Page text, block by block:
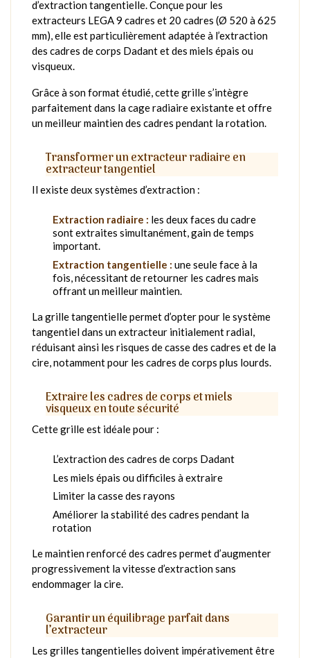
d’extraction tangentielle. Conçue pour les
extracteurs LEGA 9 cadres et 20 cadres (Ø 520 à 625
mm), elle est particulièrement adaptée à l’extraction
des cadres de corps Dadant et des miels épais ou
visqueux.
Grâce à son format étudié, cette grille s’intègre
parfaitement dans la cage radiaire existante et offre
un meilleur maintien des cadres pendant la rotation.
Transformer un extracteur radiaire en
extracteur tangentiel
Il existe deux systèmes d’extraction :
Extraction radiaire : les deux faces du cadre
sont extraites simultanément, gain de temps
important.
Extraction tangentielle : une seule face à la
fois, nécessitant de retourner les cadres mais
offrant un meilleur maintien.
La grille tangentielle permet d’opter pour le système
tangentiel dans un extracteur initialement radial,
réduisant ainsi les risques de casse des cadres et de la
cire, notamment pour les cadres de corps plus lourds.
Extraire les cadres de corps et miels
visqueux en toute sécurité
Cette grille est idéale pour :
L’extraction des cadres de corps Dadant
Les miels épais ou difficiles à extraire
Limiter la casse des rayons
Améliorer la stabilité des cadres pendant la
rotation
Le maintien renforcé des cadres permet d’augmenter
progressivement la vitesse d’extraction sans
endommager la cire.
Garantir un équilibrage parfait dans
l’extracteur
Les grilles tangentielles doivent impérativement être